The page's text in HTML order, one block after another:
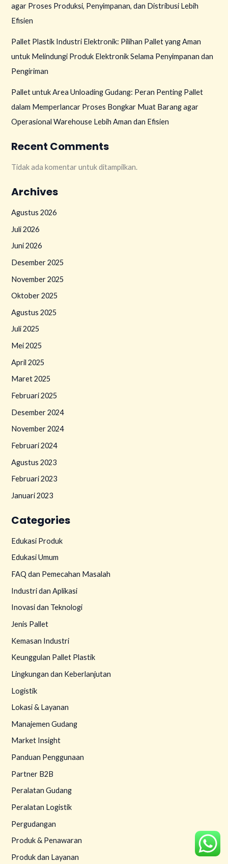
agar Proses Produksi, Penyimpanan, dan Distribusi Lebih
Efisien
Pallet Plastik Industri Elektronik: Pilihan Pallet yang Aman
untuk Melindungi Produk Elektronik Selama Penyimpanan dan
Pengiriman
Pallet untuk Area Unloading Gudang: Peran Penting Pallet
dalam Memperlancar Proses Bongkar Muat Barang agar
Operasional Warehouse Lebih Aman dan Efisien
Recent Comments
Tidak ada komentar untuk ditampilkan.
Archives
Agustus 2026
Juli 2026
Juni 2026
Desember 2025
November 2025
Oktober 2025
Agustus 2025
Juli 2025
Mei 2025
April 2025
Maret 2025
Februari 2025
Desember 2024
November 2024
Februari 2024
Agustus 2023
Februari 2023
Januari 2023
Categories
Edukasi Produk
Edukasi Umum
FAQ dan Pemecahan Masalah
Industri dan Aplikasi
Inovasi dan Teknologi
Jenis Pallet
Kemasan Industri
Keunggulan Pallet Plastik
Lingkungan dan Keberlanjutan
Logistik
Lokasi & Layanan
Manajemen Gudang
Market Insight
Panduan Penggunaan
Partner B2B
Peralatan Gudang
Peralatan Logistik
Pergudangan
Produk & Penawaran
Produk dan Layanan